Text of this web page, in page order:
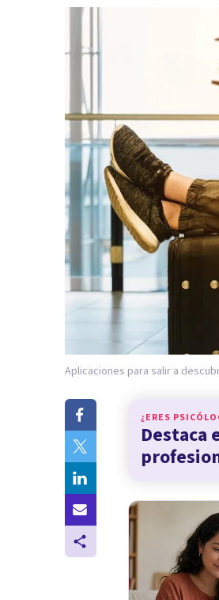
Aplicaciones para salir a
¿ERES
Destaca